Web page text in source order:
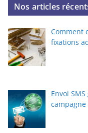
Nos articles
Comment
fixations
Envoi
campagne